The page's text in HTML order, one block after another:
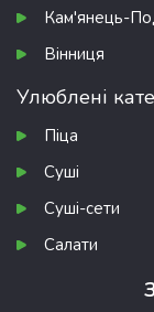
Кам'янець-
Вінниця
Улюблені
Піца
Суші
Суші-сети
Салати